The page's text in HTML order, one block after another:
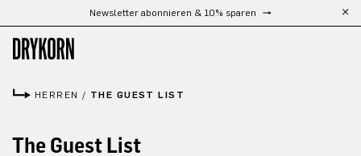
Zum Hauptinhalt springenNewsletter abonnieren & 10% sparen
HERREN / THE GUEST LIST
The Guest List